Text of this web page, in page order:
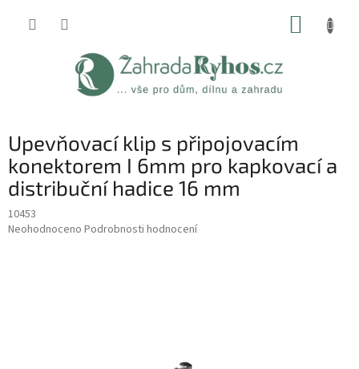
Upevňovací klip s připojovacím
konektorem I 6mm pro kapkovací a
distribuční hadice 16 mm
10453
Průměrné
Neohodnoceno Podrobnosti hodnocení